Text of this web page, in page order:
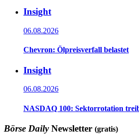
Insight
06.08.2026
Chevron: Ölpreisverfall belastet
Insight
06.08.2026
NASDAQ 100: Sektorrotation
Börse DailyNewsletter (gratis)